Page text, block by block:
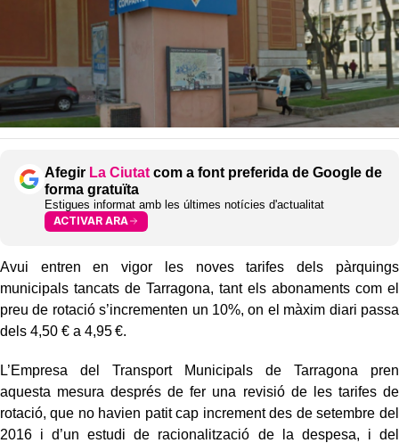
Afegir La Ciutat com a font preferida de Google de
forma gratuïta
Estigues informat amb les últimes notícies d'actualitat
ACTIVAR ARA
Avui entren en vigor les noves tarifes dels pàrquings
municipals tancats de Tarragona, tant els abonaments com el
preu de rotació s’incrementen un 10%, on el màxim diari passa
dels 4,50 € a 4,95 €.
L’Empresa del Transport Municipals de Tarragona pren
aquesta mesura després de fer una revisió de les tarifes de
rotació, que no havien patit cap increment des de setembre del
2016 i d’un estudi de racionalització de la despesa, i del